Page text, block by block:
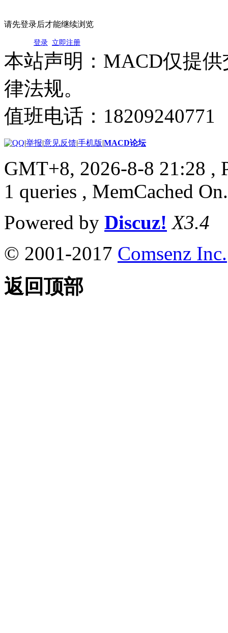
请先登录后才能继续浏览
登录 立即注册
本站声明：MACD仅提
律法规。
值班电话：
|举报|意见反馈|手机版|MACD论坛
GMT+8, 2026-8-8 21:28 ,
1 queries , MemCached On.
Powered by Discuz! X3.4
© 2001-2017 Comsenz Inc.
返回顶部